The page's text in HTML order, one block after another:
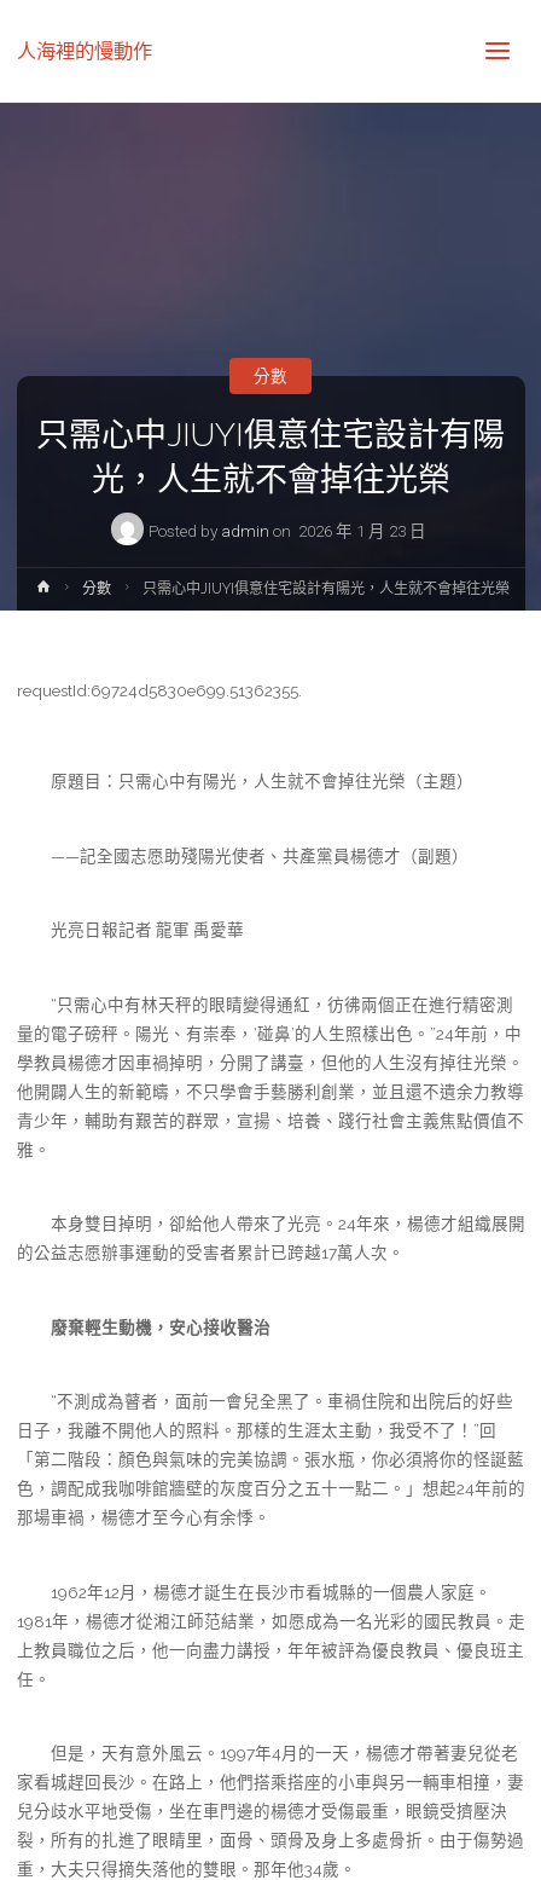
人海裡的慢動作
只需心中JIUYI俱意住宅設計有陽
光，人生就不會掉往光榮
Posted by admin on 2026 年 1 月 23 日
分數
Home分數 只需心中JIUYI俱意住宅設計有陽光，人生就不會掉往光榮
requestId:69724d5830e699.51362355.
原題目：只需心中有陽光，人生就不會掉往光榮（主題）
——記全國志愿助殘陽光使者、共產黨員楊德才（副題）
光亮日報記者 龍軍 禹愛華
“只需心中有林天秤的眼睛變得通紅，彷彿兩個正在進行精密測
量的電子磅秤。陽光、有崇奉，‘碰鼻’的人生照樣出色。”24年前，中
學教員楊德才因車禍掉明，分開了講臺，但他的人生沒有掉往光榮。
他開闢人生的新範疇，不只學會手藝勝利創業，並且還不遺余力教導
青少年，輔助有艱苦的群眾，宣揚、培養、踐行社會主義焦點價值不
雅。
本身雙目掉明，卻給他人帶來了光亮。24年來，楊德才組織展開
的公益志愿辦事運動的受害者累計已跨越17萬人次。
廢棄輕生動機，安心接收醫治
“不測成為瞽者，面前一會兒全黑了。車禍住院和出院后的好些
日子，我離不開他人的照料。那樣的生涯太主動，我受不了！”回
「第二階段：顏色與氣味的完美協調。張水瓶，你必須將你的怪誕藍
色，調配成我咖啡館牆壁的灰度百分之五十一點二。」想起24年前的
那場車禍，楊德才至今心有余悸。
1962年12月，楊德才誕生在長沙市看城縣的一個農人家庭。
1981年，楊德才從湘江師范結業，如愿成為一名光彩的國民教員。走
上教員職位之后，他一向盡力講授，年年被評為優良教員、優良班主
任。
但是，天有意外風云。1997年4月的一天，楊德才帶著妻兒從老
家看城趕回長沙。在路上，他們搭乘搭座的小車與另一輛車相撞，妻
兒分歧水平地受傷，坐在車門邊的楊德才受傷最重，眼鏡受擠壓決
裂，所有的扎進了眼睛里，面骨、頭骨及身上多處骨折。由于傷勢過
重，大夫只得摘失落他的雙眼。那年他34歲。